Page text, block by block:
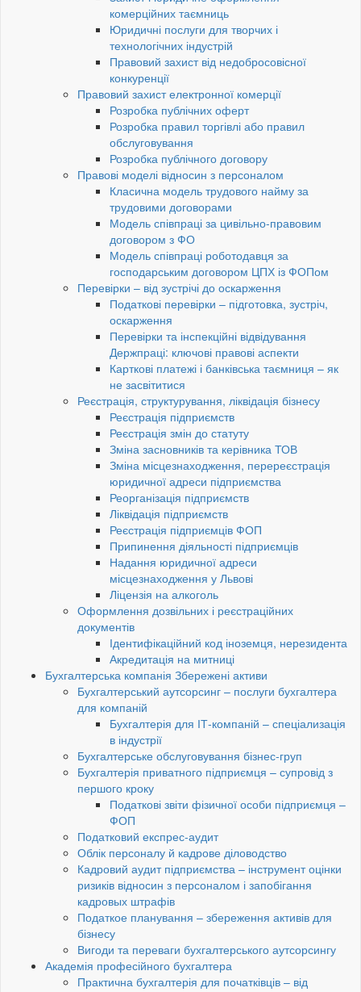
комерційних таємниць
Юридичні послуги для творчих і
технологічних індустрій
Правовий захист від недобросовісної
конкуренції
Правовий захист електронної комерції
Розробка публічних оферт
Розробка правил торгівлі або правил
обслуговування
Розробка публічного договору
Правові моделі відносин з персоналом
Класична модель трудового найму за
трудовими договорами
Модель співпраці за цивільно-правовим
договором з ФО
Модель співпраці роботодавця за
господарським договором ЦПХ із ФОПом
Перевірки – від зустрічі до оскарження
Податкові перевірки – підготовка, зустріч,
оскарження
Перевірки та інспекційні відвідування
Держпраці: ключові правові аспекти
Карткові платежі і банківська таємниця – як
не засвітитися
Реєстрація, структурування, ліквідація бізнесу
Реєстрація підприємств
Реєстрація змін до статуту
Зміна засновників та керівника ТОВ
Зміна місцезнаходження, перереєстрація
юридичної адреси підприємства
Реорганізація підприємств
Ліквідація підприємств
Реєстрація підприємців ФОП
Припинення діяльності підприємців
Надання юридичної адреси
місцезнаходження у Львові
Ліцензія на алкоголь
Оформлення дозвільних і реєстраційних
документів
Ідентифікаційний код іноземця, нерезидента
Акредитація на митниці
Бухгалтерська компанія Збережені активи
Бухгалтерський аутсорсинг – послуги бухгалтера
для компаній
Бухгалтерія для ІТ-компаній – спеціализація
в індустрії
Бухгалтерське обслуговування бізнес-груп
Бухгалтерія приватного підприємця – супровід з
першого кроку
Податкові звіти фізичної особи підприємця –
ФОП
Податковий експрес-аудит
Облік персоналу й кадрове діловодство
Кадровий аудит підприємства – інструмент оцінки
ризиків відносин з персоналом і запобігання
кадровых штрафів
Податкое планування – збереження активів для
бізнесу
Вигоди та переваги бухгалтерського аутсорсингу
Академія професійного бухгалтера
Практична бухгалтерія для початківців – від